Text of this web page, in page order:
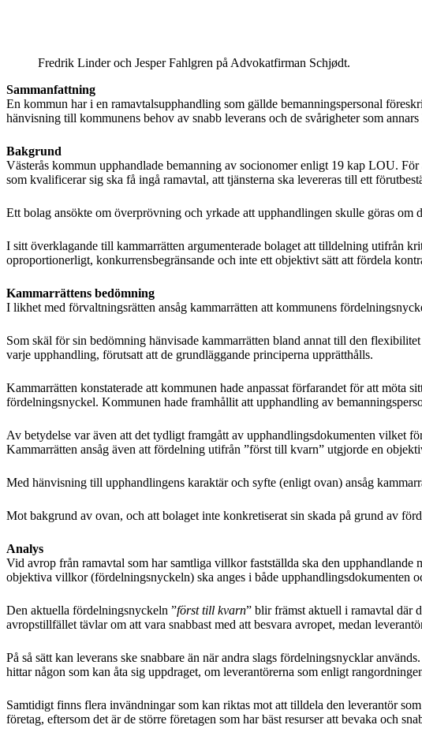
Fredrik Linder och Jesper Fahlgren på Advokatfirman Schjødt.
Sammanfattning
En kommun har i en ramavtalsupphandling som gällde bemanningspersonal
hänvisning till kommunens behov av snabb leverans och de svårigheter som
Bakgrund
Västerås kommun upphandlade bemanning av socionomer enligt 19 kap LOU.
som kvalificerar sig ska få ingå ramavtal, att tjänsterna ska levereras till ett
Ett bolag ansökte om överprövning och yrkade att upphandlingen skulle göras
I sitt överklagande till kammarrätten argumenterade bolaget att tilldelning utifrån
oproportionerligt, konkurrensbegränsande och inte ett objektivt sätt att fördela
Kammarrättens bedömning
I likhet med förvaltningsrätten ansåg kammarrätten att kommunens
Som skäl för sin bedömning hänvisade kammarrätten bland annat till den
varje upphandling, förutsatt att de grundläggande principerna upprätthålls.
Kammarrätten konstaterade att kommunen hade anpassat förfarandet för att möta
fördelningsnyckel. Kommunen hade framhållit att upphandling av
Av betydelse var även att det tydligt framgått av upphandlingsdokumenten vilket
Kammarrätten ansåg även att fördelning utifrån ”först till kvarn” utgjorde en
Med hänvisning till upphandlingens karaktär och syfte (enligt ovan) ansåg
Mot bakgrund av ovan, och att bolaget inte konkretiserat sin skada på grund av
Analys
Vid avrop från ramavtal som har samtliga villkor fastställda ska den
objektiva villkor (fördelningsnyckeln) ska anges i både upphandlingsdokumenten
Den aktuella fördelningsnyckeln ”först till kvarn” blir främst aktuell i ramavtal där
avropstillfället tävlar om att vara snabbast med att besvara avropet, medan
På så sätt kan leverans ske snabbare än när andra slags fördelningsnycklar
hittar någon som kan åta sig uppdraget, om leverantörerna som enligt
Samtidigt finns flera invändningar som kan riktas mot att tilldela den leverantör
företag, eftersom det är de större företagen som har bäst resurser att bevaka och